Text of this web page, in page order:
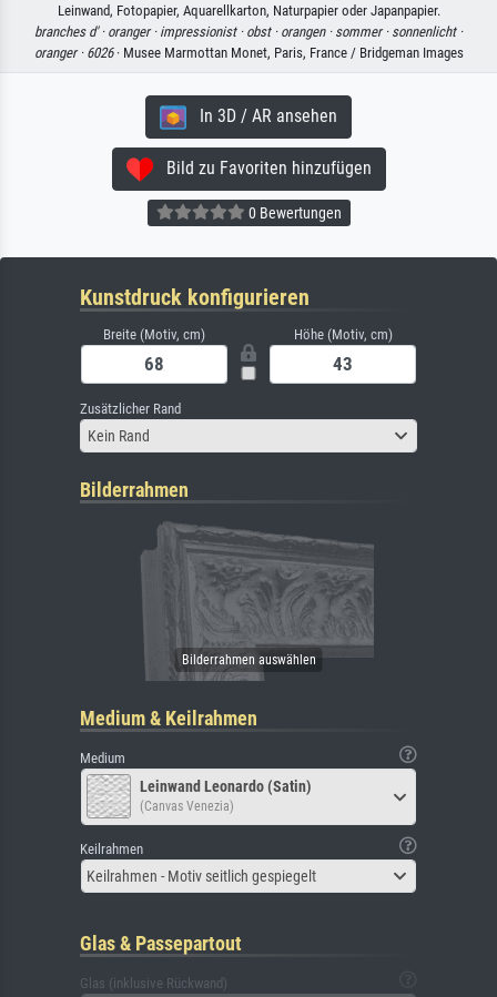
Leinwand, Fotopapier, Aquarellkarton, Naturpapier oder Japanpapier.
branches d' · oranger · impressionist · obst · orangen · sommer · sonnenlicht ·
oranger · 6026· Musee Marmottan Monet, Paris, France / Bridgeman Images
In 3D / AR ansehen
Bild zu Favoriten hinzufügen
0 Bewertungen
Kunstdruck konfigurieren
Breite (Motiv, cm) Höhe (Motiv, cm)
Zusätzlicher Rand
Kein Rand
Bilderrahmen
Medium & Keilrahmen
Medium
Leinwand Leonardo (Satin)
(Canvas Venezia)
Keilrahmen
Keilrahmen - Motiv seitlich gespiegelt
Glas & Passepartout
Glas (inklusive Rückwand)